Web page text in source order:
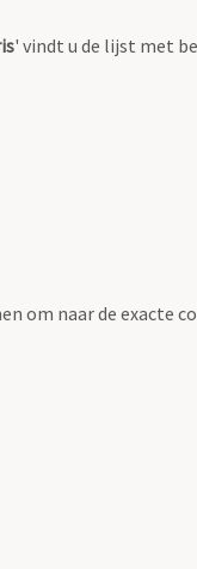
' vindt u de lijst met
om naar de exacte